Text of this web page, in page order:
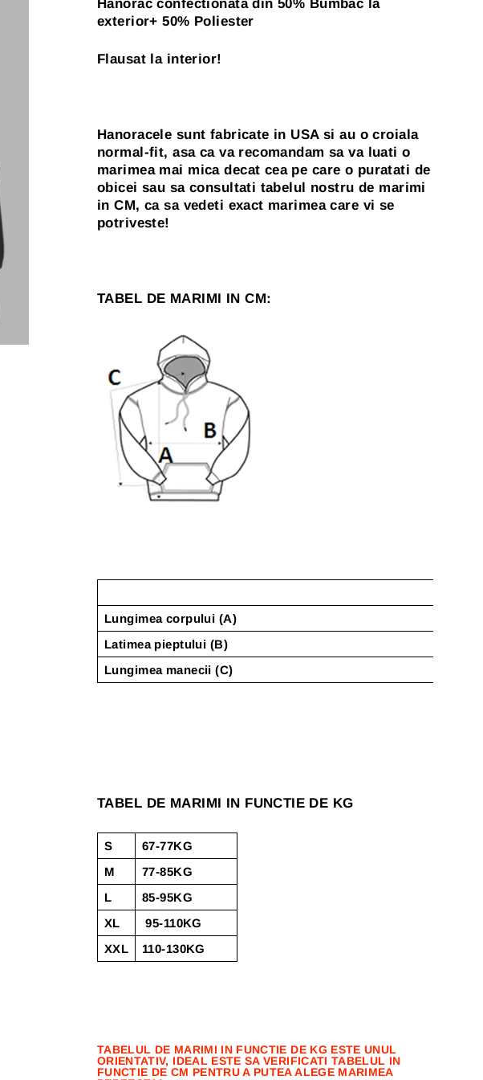
Hanorac confectionata din 50% Bumbac la
exterior+ 50% Poliester
Flausat la interior!
Hanoracele sunt fabricate in USA si au o croiala
normal-fit, asa ca va recomandam sa va luati o
marimea mai mica decat cea pe care o puratati de
obicei sau sa consultati tabelul nostru de marimi
in CM, ca sa vedeti exact marimea care vi se
potriveste!
TABEL DE MARIMI IN CM:
Lungimea corpului (A)
Latimea pieptului (B)
Lungimea manecii (C)
TABEL DE MARIMI IN FUNCTIE DE KG
S
67-77KG
M
77-85KG
L
85-95KG
XL
95-110KG
XXL
110-130KG
TABELUL DE MARIMI IN FUNCTIE DE KG ESTE UNUL
ORIENTATIV, IDEAL ESTE SA VERIFICATI TABELUL IN
FUNCTIE DE CM PENTRU A PUTEA ALEGE MARIMEA